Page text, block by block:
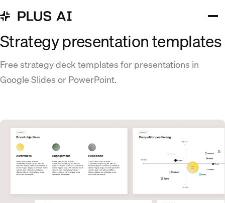
Strategy presentation templates
Free strategy deck templates for presentations in
Google Slides or PowerPoint.